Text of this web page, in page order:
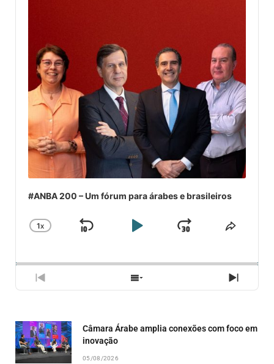
#ANBA 200 – Um fórum para árabes e brasileiros
CHANGE
1X
SKIP
PLAYJUMP
PREVIOUS
EPISODE
SHOW
EPISODES
NEXT
Câmara Árabe amplia conexões com foco em
inovação
05/08/2026